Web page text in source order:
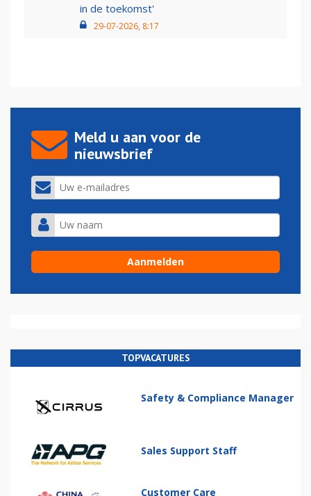
in de toekomst'
29-07-2026, 8:17
Meld u aan voor de
nieuwsbrief
TOPVACATURES
Safety & Compliance Manager
Sales Support Staff
Customer Care